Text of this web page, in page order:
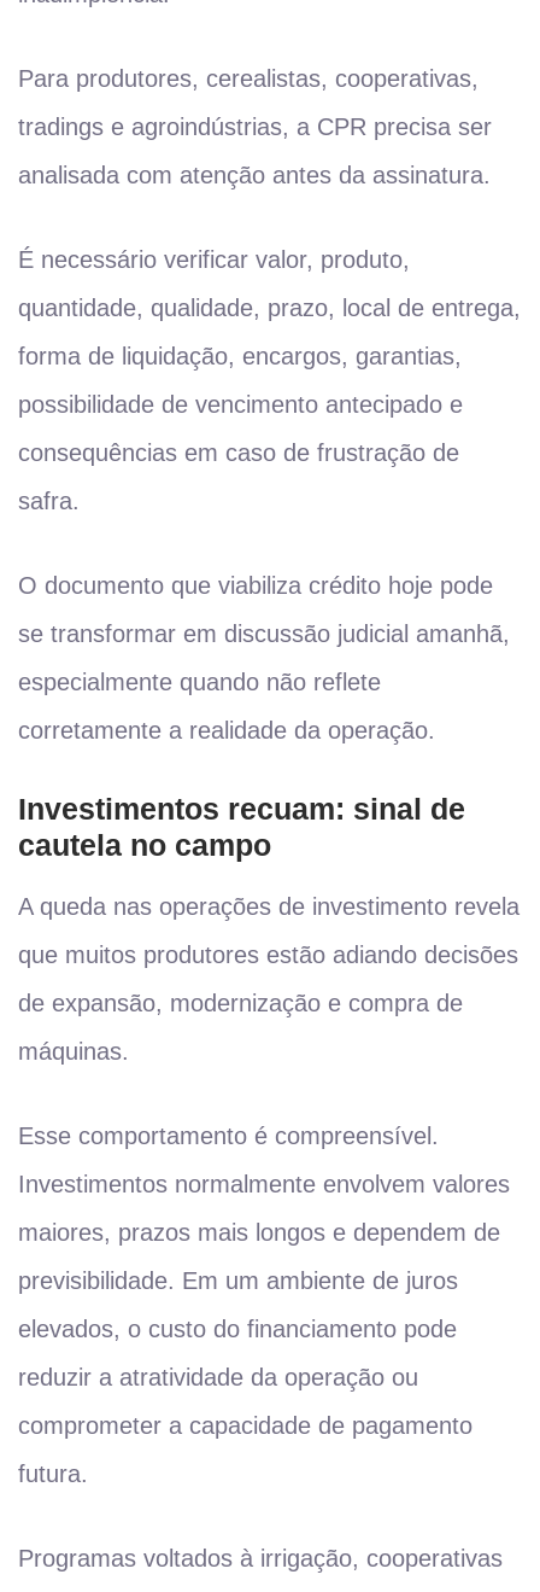
Para produtores, cerealistas, cooperativas,
tradings e agroindústrias, a CPR precisa ser
analisada com atenção antes da assinatura.
É necessário verificar valor, produto,
quantidade, qualidade, prazo, local de entrega,
forma de liquidação, encargos, garantias,
possibilidade de vencimento antecipado e
consequências em caso de frustração de
safra.
O documento que viabiliza crédito hoje pode
se transformar em discussão judicial amanhã,
especialmente quando não reflete
corretamente a realidade da operação.
Investimentos recuam: sinal de
cautela no campo
A queda nas operações de investimento revela
que muitos produtores estão adiando decisões
de expansão, modernização e compra de
máquinas.
Esse comportamento é compreensível.
Investimentos normalmente envolvem valores
maiores, prazos mais longos e dependem de
previsibilidade. Em um ambiente de juros
elevados, o custo do financiamento pode
reduzir a atratividade da operação ou
comprometer a capacidade de pagamento
futura.
Programas voltados à irrigação, cooperativas